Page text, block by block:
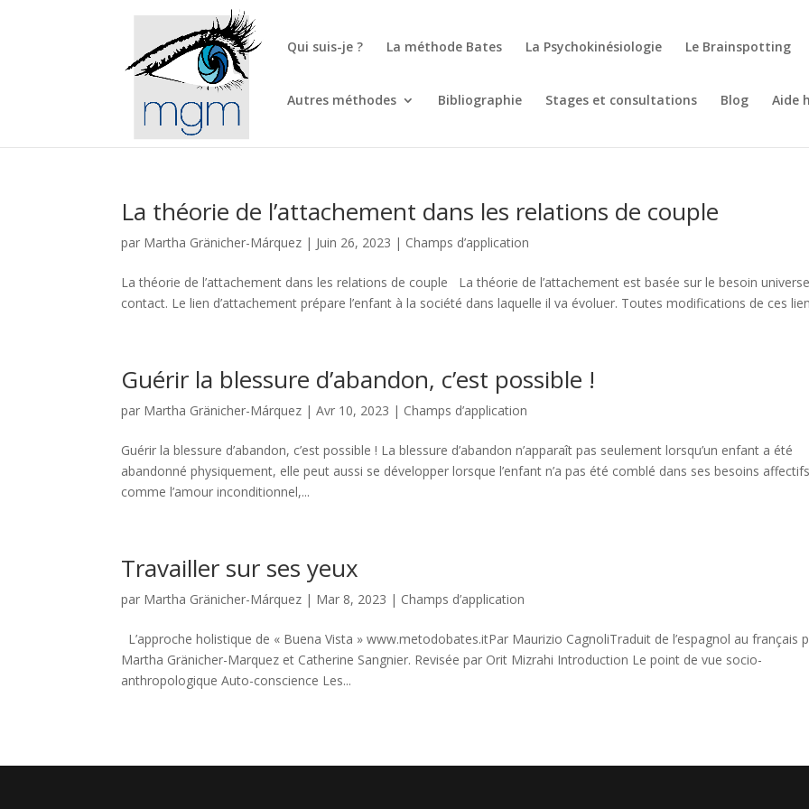
Qui suis-je ? La méthode Bates La Psychokinésiologie Le Brainspotting
Autres méthodes Bibliographie Stages et consultations Blog Aide
La théorie de l’attachement dans les relations de couple
par Martha Gränicher-Márquez | Juin 26, 2023 | Champs d’application
La théorie de l’attachement dans les relations de couple La théorie de l’attachement est basée sur le besoin
contact. Le lien d’attachement prépare l’enfant à la société dans laquelle il va évoluer. Toutes modifications de ces
Guérir la blessure d’abandon, c’est possible !
par Martha Gränicher-Márquez |Avr 10, 2023 | Champs d’application
Guérir la blessure d’abandon, c’est possible ! La blessure d’abandon n’apparaît pas seulement lorsqu’un enfant a été
abandonné physiquement, elle peut aussi se développer lorsque l’enfant n’a pas été comblé dans ses besoins affectifs
comme l’amour inconditionnel,...
Travailler sur ses yeux
par Martha Gränicher-Márquez | Mar 8, 2023 | Champs d’application
L’approche holistique de « Buena Vista » www.metodobates.itPar Maurizio CagnoliTraduit de l’espagnol au français
Martha Gränicher-Marquez et Catherine Sangnier. Revisée par Orit Mizrahi Introduction Le point de vue socio-
anthropologique Auto-conscience Les...